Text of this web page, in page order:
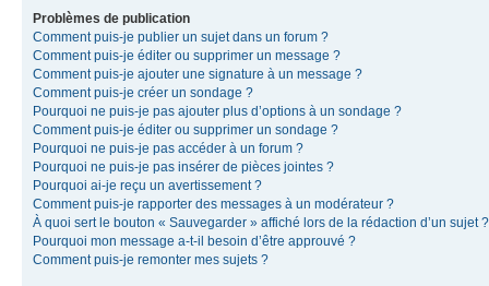
Problèmes de publication
Comment puis-je publier un sujet dans un forum ?
Comment puis-je éditer ou supprimer un message ?
Comment puis-je ajouter une signature à un message ?
Comment puis-je créer un sondage ?
Pourquoi ne puis-je pas ajouter plus d’options à un sondage ?
Comment puis-je éditer ou supprimer un sondage ?
Pourquoi ne puis-je pas accéder à un forum ?
Pourquoi ne puis-je pas insérer de pièces jointes ?
Pourquoi ai-je reçu un avertissement ?
Comment puis-je rapporter des messages à un modérateur ?
À quoi sert le bouton « Sauvegarder » affiché lors de la rédaction d’un sujet ?
Pourquoi mon message a-t-il besoin d’être approuvé ?
Comment puis-je remonter mes sujets ?